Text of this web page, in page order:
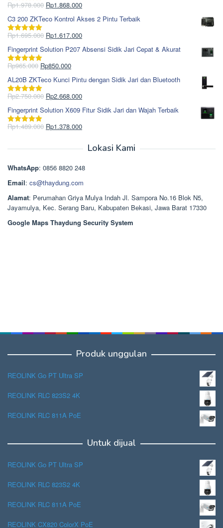
Dinilai5.00
Rp1.978.000 Harga
aslinya
adalah:
Rp1.978.000.
Rp1.868.000Harga
saat
ini
adalah:
C3 200 ZKTeco Kontrol Akses 2 Pintu Terbaik
Dinilai5.00
Rp1.695.000 Harga
aslinya
adalah:
Rp1.695.000.
Rp1.617.000Harga
saat
ini
Fingerprint Solution P207 Absensi Sidik Jari Cepat & Akurat
Dinilai5.00
Rp965.000 Harga
aslinya
adalah:
Rp965.000.
Rp850.000Harga
saat
ini
adalah:
AL20B ZKTeco Kunci Pintu dengan Sidik Jari dan Bluetooth
Dinilai5.00
Rp2.750.000 Harga
aslinya
adalah:
Rp2.750.000.
Rp2.668.000Harga
saat
ini
adalah:
Fingerprint Solution X609 Fitur Sidik Jari dan Wajah Terbaik
Dinilai5.00
Rp1.489.000 Harga
Rp1.378.000Harga
Rp1.378.000.
Lokasi Kami
WhatsApp: 0856 8820 248
Email: cs@thaydung.com
Alamat: Perumahan Griya Mulya Indah Jl. Sampora No.16 Blok N5,
Jayamulya, Kec. Serang Baru, Kabupaten Bekasi, Jawa Barat 17330
Google Maps Thaydung Security System
Produk unggulan
REOLINK Go PT Ultra SP
REOLINK RLC 823S2 4K
REOLINK RLC 811A PoE
Untuk dijual
REOLINK Go PT Ultra SP
REOLINK RLC 823S2 4K
REOLINK RLC 811A PoE
REOLINK CX820 ColorX PoE